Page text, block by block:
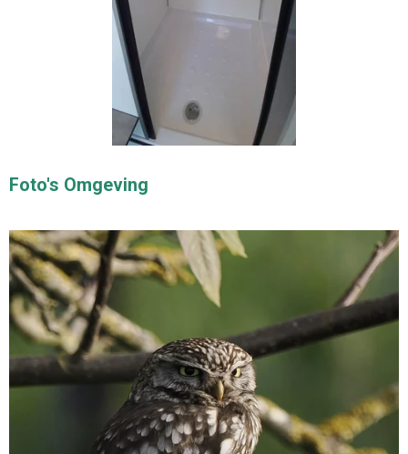
Foto's Omgeving